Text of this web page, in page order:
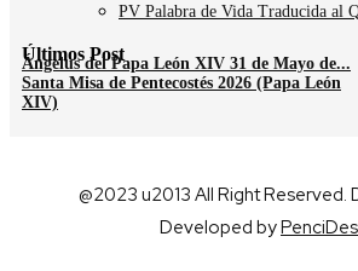
PV Palabra de Vida Traducida al
Últimos Post
Ángelus del Papa León XIV 31 de Mayo de...
Santa Misa de Pentecostés 2026 (Papa León
XIV)
@2023 u2013 All Right Reserved.
Developed by